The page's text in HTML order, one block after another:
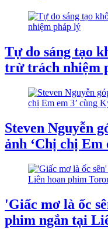
Tự do sáng tạo
trừ trách nhiệm
Steven Nguyễn
ảnh ‘Chị chị Em
'Giấc mơ là ốc
phim ngắn tại